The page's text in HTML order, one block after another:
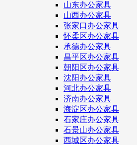
山东办公家具
山西办公家具
张家口办公家具
怀柔区办公家具
承德办公家具
昌平区办公家具
朝阳区办公家具
沈阳办公家具
河北办公家具
济南办公家具
海淀区办公家具
石家庄办公家具
石景山办公家具
西城区办公家具